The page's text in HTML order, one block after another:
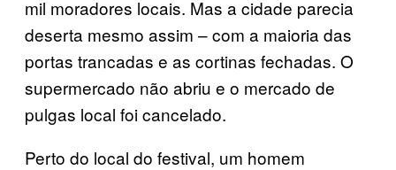
mil moradores locais. Mas a cidade parecia
deserta mesmo assim – com a maioria das
portas trancadas e as cortinas fechadas. O
supermercado não abriu e o mercado de
pulgas local foi cancelado.
Perto do local do festival, um homem